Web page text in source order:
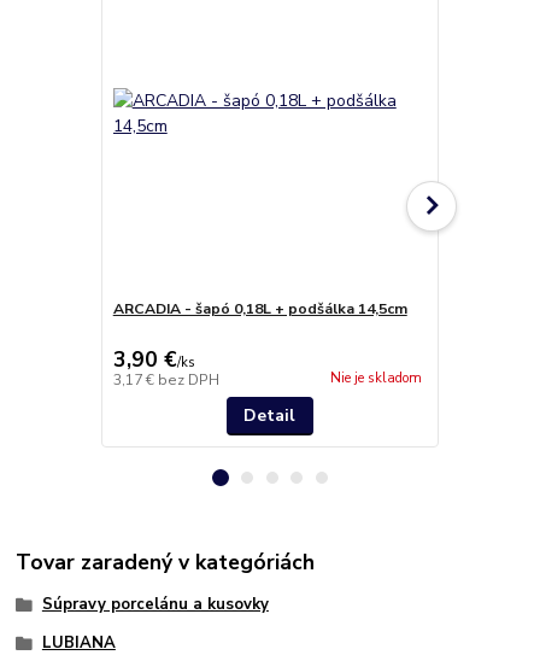
ARCADIA - šapó 0,18L + podšálka 14,5cm
3,90 €/ks
3,17 € bez DPH Nie je skladom
Detail
Tovar zaradený v kategóriách
Súpravy porcelánu a kusovky
LUBIANA